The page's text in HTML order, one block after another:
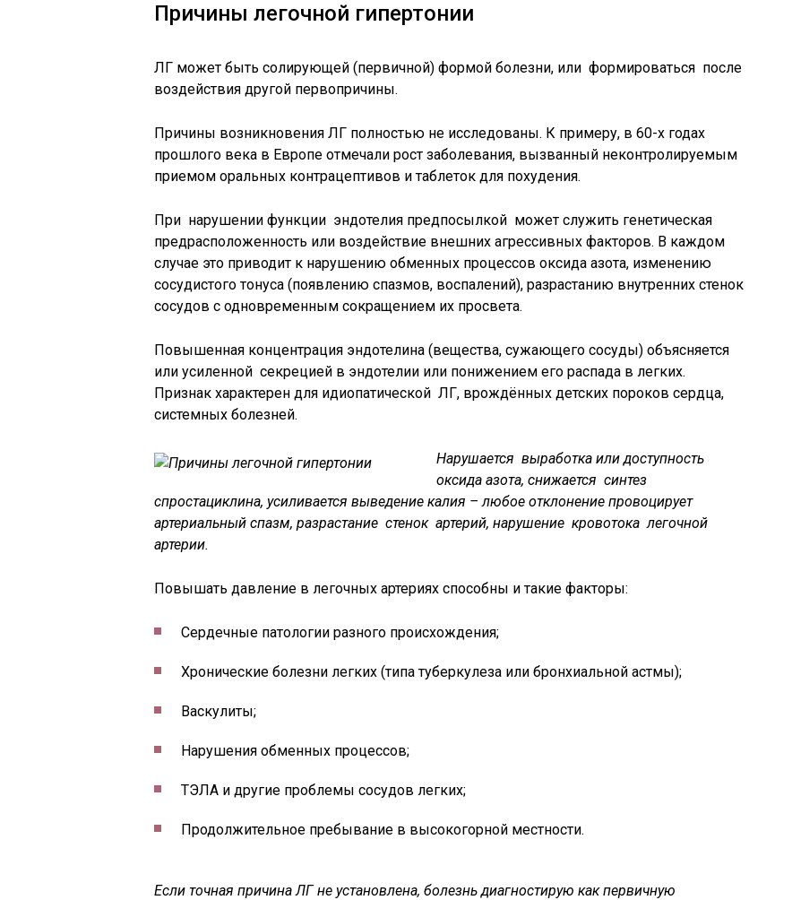
Причины легочной гипертонии
ЛГ может быть солирующей (первичной) формой болезни, или формироваться после
воздействия другой первопричины.
Причины возникновения ЛГ полностью не исследованы. К примеру, в 60-х годах
прошлого века в Европе отмечали рост заболевания, вызванный неконтролируемым
приемом оральных контрацептивов и таблеток для похудения.
При нарушении функции эндотелия предпосылкой может служить генетическая
предрасположенность или воздействие внешних агрессивных факторов. В каждом
случае это приводит к нарушению обменных процессов оксида азота, изменению
сосудистого тонуса (появлению спазмов, воспалений), разрастанию внутренних стенок
сосудов с одновременным сокращением их просвета.
Повышенная концентрация эндотелина (вещества, сужающего сосуды) объясняется
или усиленной секрецией в эндотелии или понижением его распада в легких.
Признак характерен для идиопатической ЛГ, врождённых детских пороков сердца,
системных болезней.
Нарушается выработка или доступность
оксида азота, снижается синтез
спростациклина, усиливается выведение калия – любое отклонение провоцирует
артериальный спазм, разрастание стенок артерий, нарушение кровотока легочной
артерии.
Повышать давление в легочных артериях способны и такие факторы:
Сердечные патологии разного происхождения;
Хронические болезни легких (типа туберкулеза или бронхиальной астмы);
Васкулиты;
Нарушения обменных процессов;
ТЭЛА и другие проблемы сосудов легких;
Продолжительное пребывание в высокогорной местности.
Если точная причина ЛГ не установлена, болезнь диагностирую как первичную